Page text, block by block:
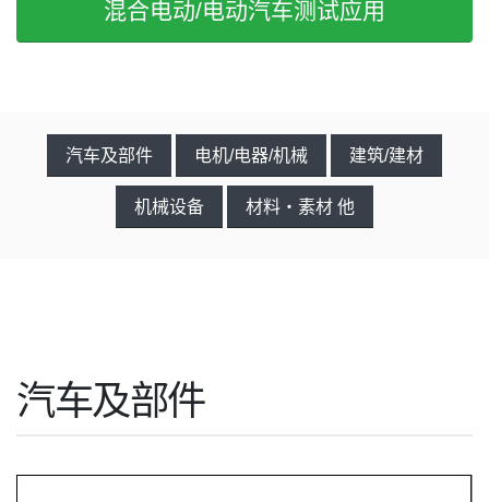
混合电动/电动汽车测试应用
汽车及部件 电机/电器/机械 建筑/建材
机械设备 材料・素材 他
汽车及部件